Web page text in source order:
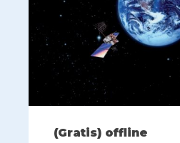
(Gratis) offline